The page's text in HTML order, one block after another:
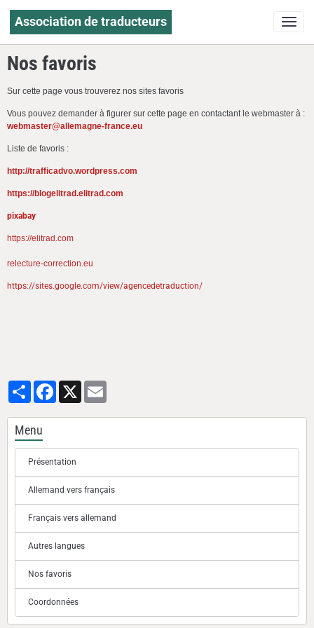
Association de traducteurs
Nos favoris
Sur cette page vous trouverez nos sites favoris
Vous pouvez demander à figurer sur cette page en contactant le webmaster à :
webmaster@allemagne-france.eu
Liste de favoris :
http://trafficadvo.wordpress.com
https://blogelitrad.elitrad.com
pixabay
https://elitrad.com
relecture-correction.eu
https://sites.google.com/view/agencedetraduction/
PartagerFacebook
X
Menu
Présentation
Allemand vers français
Français vers allemand
Autres langues
Nos favoris
Coordonnées